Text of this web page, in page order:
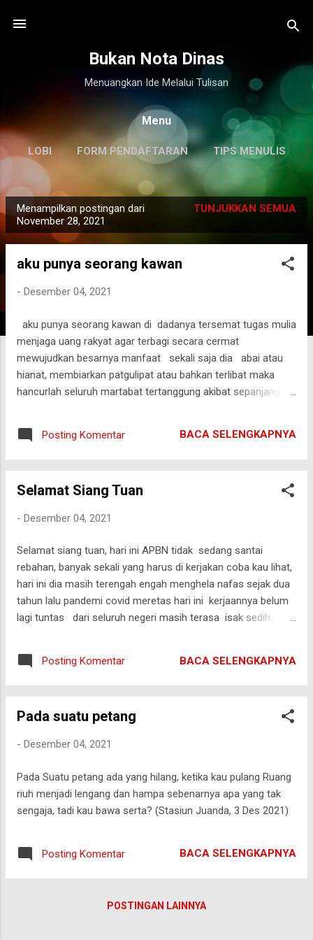
Bukan Nota Dinas
Menuangkan Ide Melalui Tulisan
Menu
LOBI FORM PENDAFTARAN TIPS MENULIS
KILAS BALIK
P
o
Menampilkan postingan dari
November 28, 2021
TUNJUKKAN SEMUA
aku punya seorang kawan
- Desember 04, 2021
aku punya seorang kawan di dadanya tersemat tugas mulia
menjaga uang rakyat agar terbagi secara cermat
mewujudkan besarnya manfaat sekali saja dia abai atau
hianat, membiarkan patgulipat atau bahkan terlibat maka
hancurlah seluruh martabat tertanggung akibat sepanjang
belakang dan semua sisi konon terkadang dia diuji iba dan
empati tema kemiskinan yang menjadi komoditi, seakan jika
insani sesekali dia perlihatkan usulan program si miskin
begitu indah dalam bual bual buku proposal tapi menurutnya
anak terlantar kadang tak sampai terhantar yang sungguh
miskin konon kerap l...
Posting Komentar BACA SELENGKAPNYA
Selamat Siang Tuan
- Desember 04, 2021
Selamat siang tuan, hari ini APBN tidak sedang santai
rebahan, banyak sekali yang harus di kerjakan coba kau lihat,
hari ini dia masih terengah engah menghela nafas sejak dua
tahun lalu pandemi covid meretas hari ini kerjaannya belum
lagi tuntas dari seluruh negeri masih terasa isak sedih
memandangi berangkatnya mobil mobil ambulan, b
ergantian membawa muatan yang bernafas tersengal
menuju perawatan atau terbungkus tebal menuju kuburan,
tuan hari ini APBN tidak sedang santai rebahan, dia hadir
penambah daya tahan, menjaga agar sakit dan mati tak
mengupayakan para tenaga medis,dokter perawat penggali
kubur tentara polisi petugas petugas yang sedang bahu...
Posting Komentar BACA SELENGKAPNYA
Pada suatu petang
- Desember 04, 2021
Pada Suatu petang ada yang hilang, ketika kau pulang Ruang
riuh menjadi lengang dan hampa sebenarnya apa yang tak
sengaja, tadi kau bawa serta? (Stasiun Juanda, 3 Des 2021)
Posting Komentar BACA SELENGKAPNYA
POSTINGAN LAINNYA